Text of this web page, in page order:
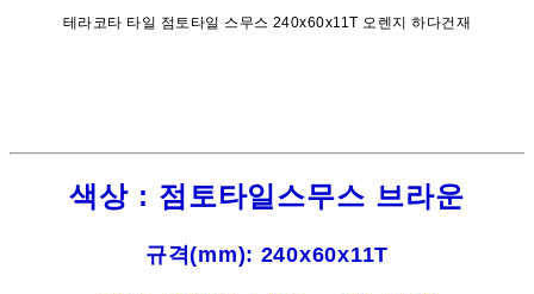
테라코타 타일 점토타일 스무스 240x60x11T 오렌지 하다건재
색상 : 점토타일스무스 브라운
규격(mm): 240x60x11T